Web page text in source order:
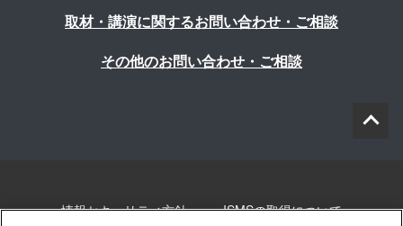
取材・講演に関するお問い合わせ・ご相談
その他のお問い合わせ・ご相談
情報セキュリティ方針 ISMSの取得について